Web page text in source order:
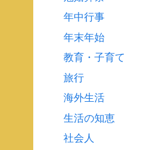
年中行事
年末年始
教育・子育て
旅行
海外生活
生活の知恵
社会人